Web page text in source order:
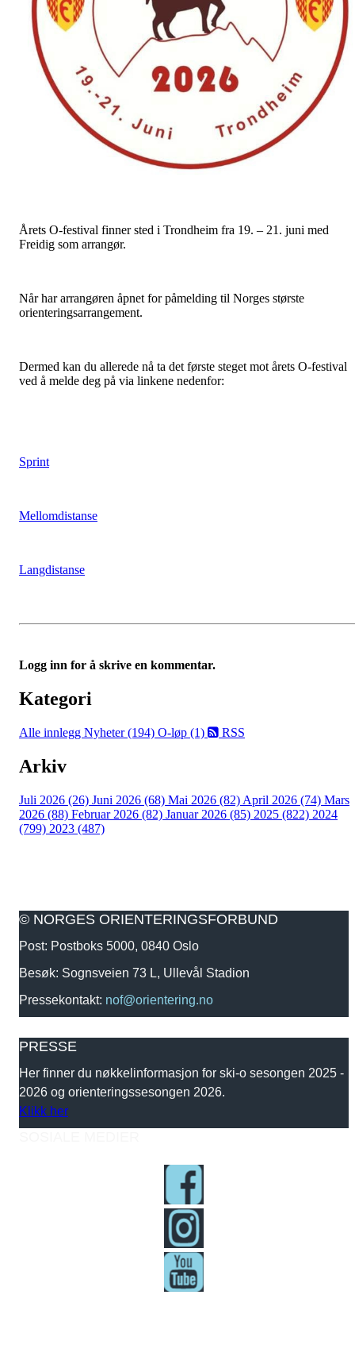
Årets O-festival finner sted i Trondheim fra 19. – 21. juni med
Freidig som arrangør.
Når har arrangøren åpnet for påmelding til Norges største
orienteringsarrangement.
Dermed kan du allerede nå ta det første steget mot årets O-festival
ved å melde deg på via linkene nedenfor:
Sprint
Mellomdistanse
Langdistanse
Logg inn for å skrive en kommentar.
Kategori
Alle innlegg Nyheter (194) O-løp (1) RSS
Arkiv
Juli 2026 (26) Juni 2026 (68) Mai 2026 (82) April 2026 (74) Mars
2026 (88) Februar 2026 (82) Januar 2026 (85) 2025 (822) 2024
(799) 2023 (487)
© NORGES ORIENTERINGSFORBUND
Post: Postboks 5000, 0840 Oslo
Besøk: Sognsveien 73 L, Ullevål Stadion
Pressekontakt: nof@orientering.no
PRESSE
Her finner du nøkkelinformasjon for ski-o sesongen 2025 -
2026 og orienteringssesongen 2026.
Klikk her